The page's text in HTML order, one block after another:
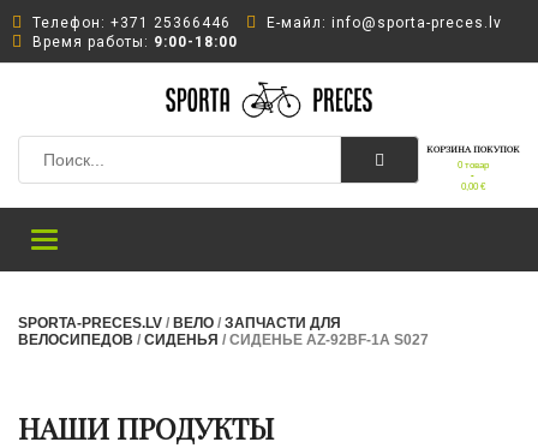
Телефон: +371 25366446
Е-майл: info@sporta-preces.lv
Время работы: 9:00-18:00
КОРЗИНА ПОКУПОК
0 товар
-
0,00€
Toggle
SPORTA-PRECES.LV / ВЕЛО / ЗАПЧАСТИ ДЛЯ
ВЕЛОСИПЕДОВ / СИДЕНЬЯ / СИДЕНЬЕ AZ-92BF-1A S027
НАШИ ПРОДУКТЫ